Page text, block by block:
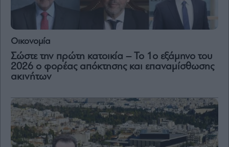
Οικονομία
Σώστε την πρώτη κατοικία – Το 1ο εξάμηνο του
2026 ο φορέας απόκτησης και επαναμίσθωσης
ακινήτων